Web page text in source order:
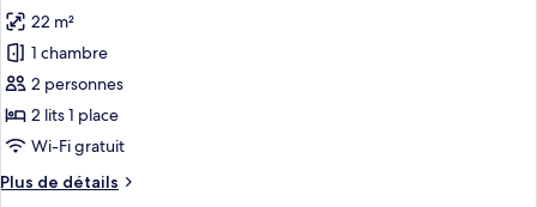
photos
pour
ce
type
de
chambre :
Chambre
22 m²
1 chambre
2 personnes
2 lits 1 place
Wi-Fi gratuit
Plus de détails
Plus